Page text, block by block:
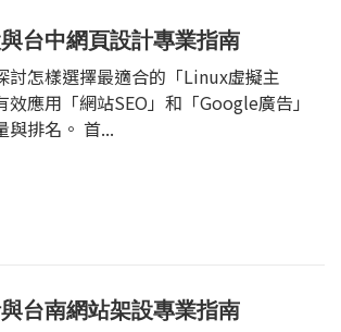
台中網頁設計專業指南
討怎樣選擇最適合的「Linux虛擬主
應用「網站SEO」和「Google廣告」
與排名。 首...
台南網站架設專業指南